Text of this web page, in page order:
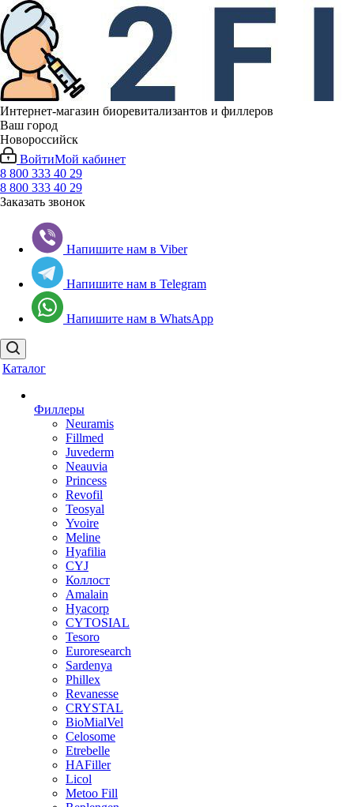
Интернет-магазин биоревитализантов и филлеров
Ваш город
Новороссийск
ВойтиМой кабинет
8 800 333 40 29
8 800 333 40 29
Заказать звонок
Напишите нам в Viber
Напишите нам в Telegram
Напишите нам в WhatsApp
Каталог
Филлеры
Neuramis
Fillmed
Juvederm
Neauvia
Princess
Revofil
Teosyal
Yvoire
Meline
Hyafilia
CYJ
Коллост
Amalain
Hyacorp
CYTOSIAL
Tesoro
Euroresearch
Sardenya
Phillex
Revanesse
CRYSTAL
BioMialVel
Celosome
Etrebelle
HAFiller
Licol
Metoo Fill